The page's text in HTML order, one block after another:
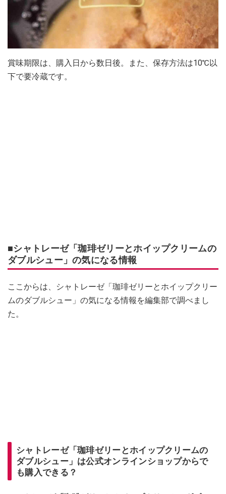
賞味期限は、購入日から数日後。また、保存方法は10℃以
下で要冷蔵です。
■シャトレーゼ「珈琲ゼリーとホイップクリームの
ダブルシュー」の気になる情報
ここからは、シャトレーゼ「珈琲ゼリーとホイップクリー
ムのダブルシュー」の気になる情報を編集部で調べまし
た。
シャトレーゼ「珈琲ゼリーとホイップクリームの
ダブルシュー」は公式オンラインショップからで
も購入できる？